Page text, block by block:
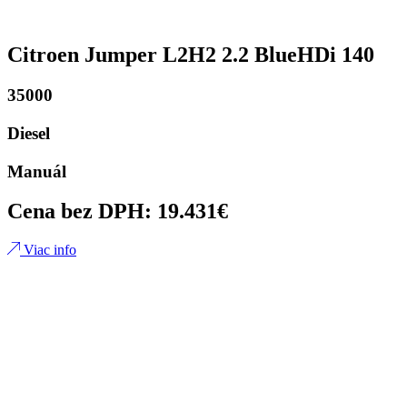
Citroen Jumper L2H2 2.2 BlueHDi 140
35000
Diesel
Manuál
Cena bez DPH: 19.431€
Viac info